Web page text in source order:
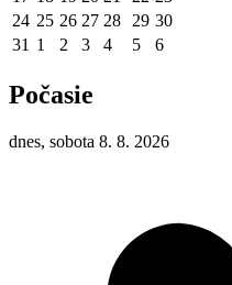
24 25 26 27 28 29 30
31 1 2 3 4 5 6
Počasie
dnes, sobota 8. 8. 2026